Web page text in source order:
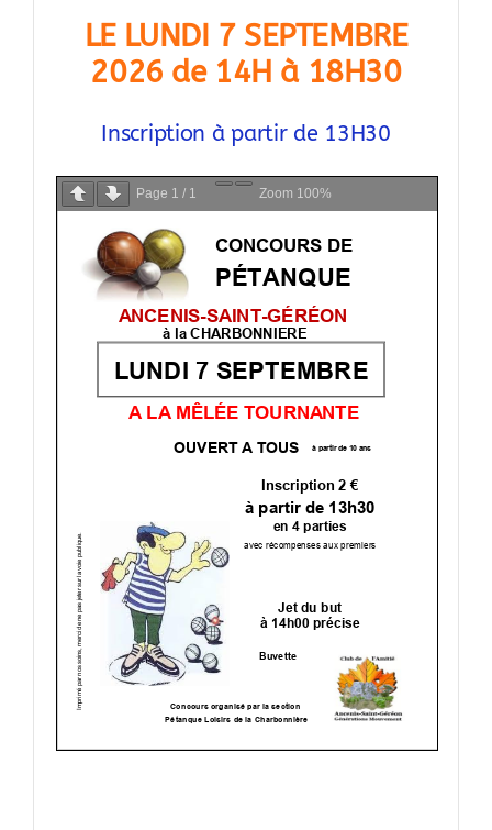
LE LUNDI 7 SEPTEMBRE
2026 de 14H à 18H30
Inscription à partir de 13H30
Page 1 / 1 Zoom 100%